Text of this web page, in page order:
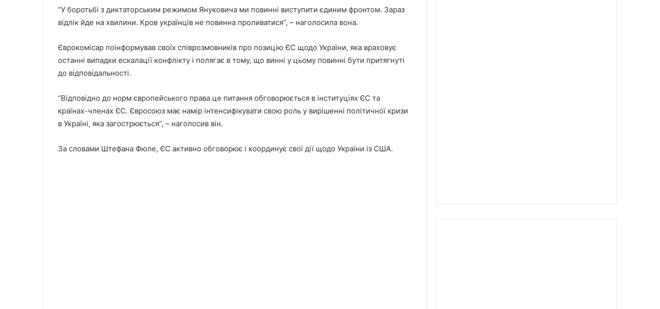
“У боротьбі з диктаторським режимом Януковича ми повинні виступити єдиним фронтом. Зараз
відлік йде на хвилини. Кров українців не повинна проливатися”, – наголосила вона.
Єврокомісар поінформував своїх співрозмовників про позицію ЄС щодо України, яка враховує
останні випадки ескалації конфлікту і полягає в тому, що винні у цьому повинні бути притягнуті
до відповідальності.
“Відповідно до норм європейського права це питання обговорюється в інституціях ЄС та
країнах-членах ЄС. Євросоюз має намір інтенсифікувати свою роль у вирішенні політичної кризи
в Україні, яка загострюється”, – наголосив він.
За словами Штефана Фюле, ЄС активно обговорює і координує свої дії щодо України із США.